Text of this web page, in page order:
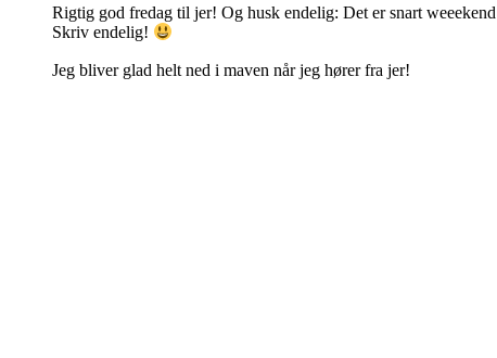
Rigtig god fredag til jer! Og husk endelig: Det er snart weeekend
Skriv endelig!
Jeg bliver glad helt ned i maven når jeg hører fra jer!